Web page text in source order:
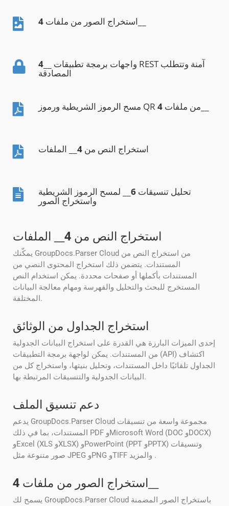
استخراج الصور من ملفات 4
4
المصادقة
مسح الرموز الشريطية ورموز QR من ملفات 4
استخراج النص من 4 __ الملفات
تحليل تنسيقات 6 __ لمسح الرموز الشريطية
واستخراج الصور
استخراج النص من 4 __ الملفات
يمكّنك GroupDocs.Parser Cloud من استخراج النص من
المستندات. يتضمن ذلك استخراج المحتوى النصي من
المستندات بأكملها أو صفحات محددة. يمكن استخدام النص
المستخرج للبحث والتحليل والفهرسة ومهام معالجة البيانات
المختلفة.
استخراج الجداول من الوثائق
إحدى الميزات البارزة هي القدرة على استخراج البيانات الجدولية
من المستندات. يمكن لواجهة برمجة التطبيقات (API) اكتشاف
الجداول تلقائيًا داخل المستندات، وتحليل بنيتها، واستخراج كل من
البيانات الجدولية والتنسيقات المرتبطة بها.
دعم تنسيق الملف
يدعم GroupDocs.Parser Cloud مجموعة واسعة من تنسيقات
المستندات، بما في ذلك PDF وMicrosoft Word (DOC وDOCX)
وExcel (XLS وXLSX) وPowerPoint (PPT وPPTX) وتنسيقات
صور متنوعة مثل JPEG وPNG وTIFF والمزيد .
استخراج الصور من ملفات 4
يسمح لك GroupDocs.Parser Cloud باستخراج الصور المضمنة